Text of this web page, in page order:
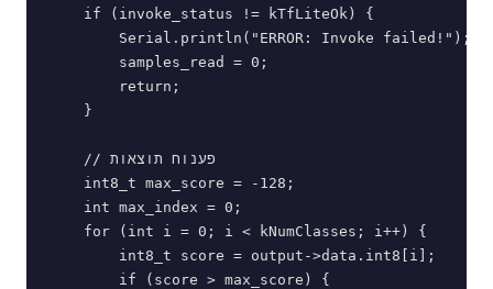
    if (invoke_status != kTfLiteOk) {
        Serial.println("ERROR: Invoke failed!");
        samples_read = 0;
        return;
    }
    // פענוח תוצאות
    int8_t max_score = -128;
    int max_index = 0;
    for (int i = 0; i < kNumClasses; i++) {
        int8_t score = output->data.int8[i];
        if (score > max_score) {